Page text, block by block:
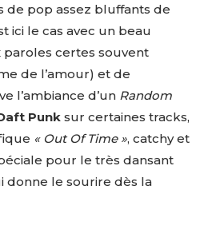
de pop assez bluffants de
ici le cas avec un beau
certes souvent
de l’amour) et de
l’ambiance d’un Random
Punk sur certaines tracks,
« Out Of Time », catchy et
pour le très dansant
donne le sourire dès la